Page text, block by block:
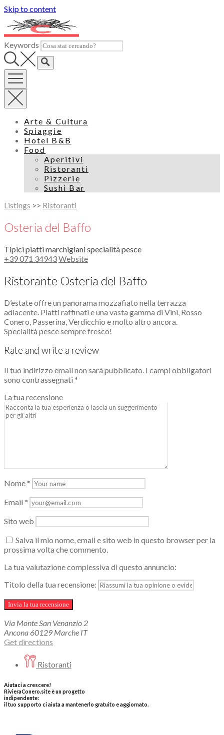
Skip to content
Keywords
Arte & Cultura
Spiaggie
Hotel B&B
Food
Aperitivi
Ristoranti
Pizzerie
Sushi Bar
Listings >> Ristoranti
Osteria del Baffo
Tipici piatti marchigiani specialità pesce
+39 071 34943Website
Ristorante Osteria del Baffo
D’estate offre un panorama mozzafiato nella terrazza
adiacente. Piatti raffinati e una vasta gamma di Vini, Rosso
Conero, Passerina, Verdicchio e molto altro ancora.
Specialità pesce sempre fresco!
Rate and write a review
Il tuo indirizzo email non sarà pubblicato. I campi obbligatori
sono contrassegnati *
La tua recensione
Nome*
Email *
Sito web
Salva il mio nome, email e sito web in questo browser per la
prossima volta che commento.
La tua valutazione complessiva di questo annuncio:
Titolo della tua recensione:
Via Monte San Venanzio 2
Ancona 60129 Marche IT
Get directions
Ristoranti
Aiutaci a crescere!
RivieraConero.site è un progetto
indipendente:
il tuo supporto ci aiuta a mantenerlo gratuito e aggiornato.